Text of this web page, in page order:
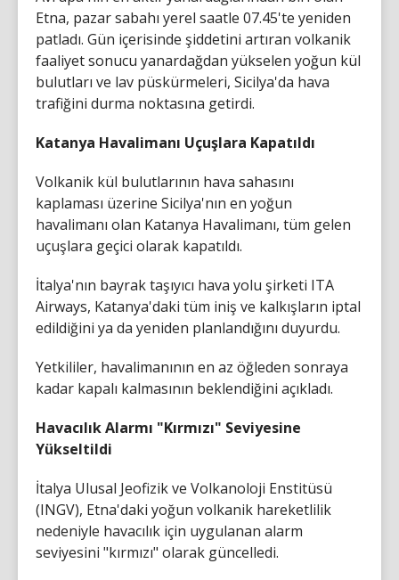
Etna, pazar sabahı yerel saatle 07.45'te yeniden
patladı. Gün içerisinde şiddetini artıran volkanik
faaliyet sonucu yanardağdan yükselen yoğun kül
bulutları ve lav püskürmeleri, Sicilya'da hava
trafiğini durma noktasına getirdi.
Katanya Havalimanı Uçuşlara Kapatıldı
Volkanik kül bulutlarının hava sahasını
kaplaması üzerine Sicilya'nın en yoğun
havalimanı olan Katanya Havalimanı, tüm gelen
uçuşlara geçici olarak kapatıldı.
İtalya'nın bayrak taşıyıcı hava yolu şirketi ITA
Airways, Katanya'daki tüm iniş ve kalkışların iptal
edildiğini ya da yeniden planlandığını duyurdu.
Yetkililer, havalimanının en az öğleden sonraya
kadar kapalı kalmasının beklendiğini açıkladı.
Havacılık Alarmı "Kırmızı" Seviyesine
Yükseltildi
İtalya Ulusal Jeofizik ve Volkanoloji Enstitüsü
(INGV), Etna'daki yoğun volkanik hareketlilik
nedeniyle havacılık için uygulanan alarm
seviyesini "kırmızı" olarak güncelledi.